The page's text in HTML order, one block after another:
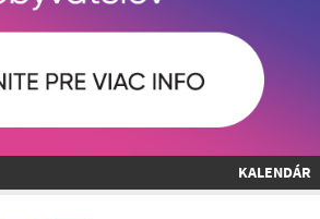
KALENDÁR